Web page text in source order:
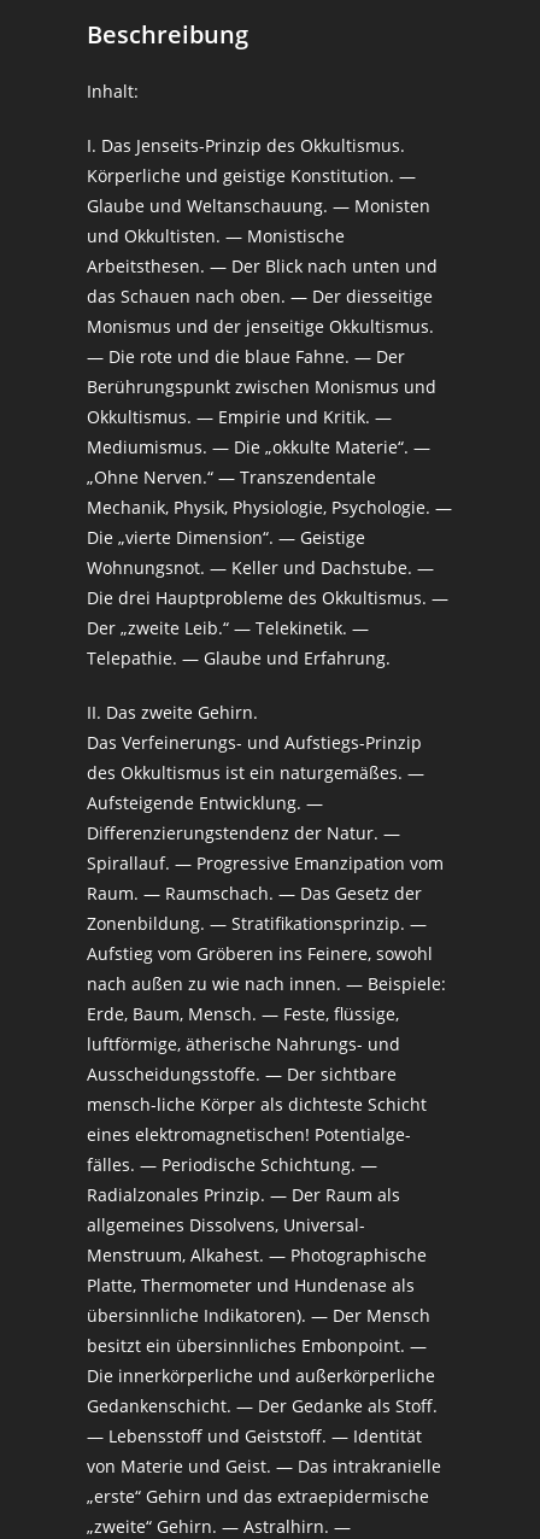
Beschreibung
Inhalt:
I. Das Jenseits-Prinzip des Okkultismus.
Körperliche und geistige Konstitution. —
Glaube und Weltanschauung. — Monisten
und Okkultisten. — Monistische
Arbeitsthesen. — Der Blick nach unten und
das Schauen nach oben. — Der diesseitige
Monismus und der jenseitige Okkultismus.
— Die rote und die blaue Fahne. — Der
Berührungspunkt zwischen Monismus und
Okkultismus. — Empirie und Kritik. —
Mediumismus. — Die „okkulte Materie“. —
„Ohne Nerven.“ — Transzendentale
Mechanik, Physik, Physiologie, Psychologie. —
Die „vierte Dimension“. — Geistige
Wohnungsnot. — Keller und Dachstube. —
Die drei Hauptprobleme des Okkultismus. —
Der „zweite Leib.“ — Telekinetik. —
Telepathie. — Glaube und Erfahrung.
II. Das zweite Gehirn.
Das Verfeinerungs- und Aufstiegs-Prinzip
des Okkultismus ist ein naturgemäßes. —
Aufsteigende Entwicklung. —
Differenzierungstendenz der Natur. —
Spirallauf. — Progressive Emanzipation vom
Raum. — Raumschach. — Das Gesetz der
Zonenbildung. — Stratifikationsprinzip. —
Aufstieg vom Gröberen ins Feinere, sowohl
nach außen zu wie nach innen. — Beispiele:
Erde, Baum, Mensch. — Feste, flüssige,
luftförmige, ätherische Nahrungs- und
Ausscheidungsstoffe. — Der sichtbare
mensch-liche Körper als dichteste Schicht
eines elektromagnetischen! Potentialge-
fälles. — Periodische Schichtung. —
Radialzonales Prinzip. — Der Raum als
allgemeines Dissolvens, Universal-
Menstruum, Alkahest. — Photographische
Platte, Thermometer und Hundenase als
übersinnliche Indikatoren). — Der Mensch
besitzt ein übersinnliches Embonpoint. —
Die innerkörperliche und außerkörperliche
Gedankenschicht. — Der Gedanke als Stoff.
— Lebensstoff und Geiststoff. — Identität
von Materie und Geist. — Das intrakranielle
„erste“ Gehirn und das extraepidermische
„zweite“ Gehirn. — Astralhirn. —